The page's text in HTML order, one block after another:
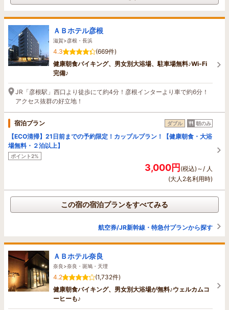
ＡＢホテル彦根
滋賀>彦根・長浜
4.3
(669件)
健康朝食バイキング、男女別大浴場、駐車場無料♪Wi-Fi
完備♪
JR「彦根駅」西口より徒歩にて約4分！彦根インターより車で約6分！
アクセス抜群の好立地！
宿泊プラン ダブル 朝のみ
【ECO清掃】21日前までの予約限定！カップルプラン！【健康朝食・大浴
場無料・２泊以上】
ポイント2%
3,000円(税込)～/ 人
(大人2名利用時)
この宿の宿泊プランをすべてみる
航空券/JR新幹線・特急付プランから探す
ＡＢホテル奈良
奈良>奈良・斑鳩・天理
4.2
(1,732件)
健康朝食バイキング、男女別大浴場が無料♪ウェルカムコ
ーヒーも♪